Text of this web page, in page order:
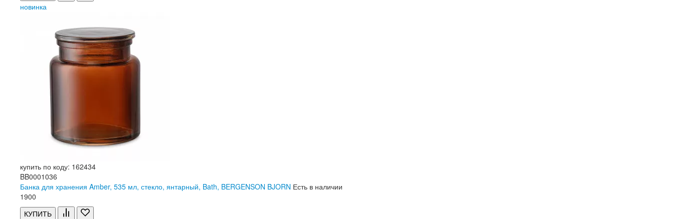
новинка
купить по коду: 162434
BB0001036
Банка для хранения Amber, 535 мл, стекло, янтарный, Bath, BERGENSON BJORN Есть в наличии
1900
КУПИТЬ